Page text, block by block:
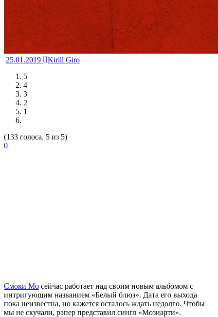
25.01.2019
Kirill Giro
5
4
3
2
1
(133 голоса, 5 из 5)
0
Смоки Мо сейчас работает над своим новым альбомом с
интригующим названием «Белый блюз». Дата его выхода
пока неизвестна, но кажется осталось ждать недолго. Чтобы
мы не скучали, рэпер представил сингл «Мозиарти».